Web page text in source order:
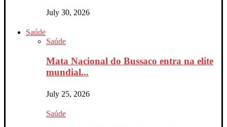
July 30, 2026
Saúde
Saúde
Mata Nacional do Bussaco entra na elite
mundial...
July 25, 2026
Saúde